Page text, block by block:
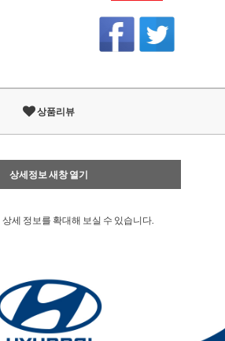
상품리뷰
상세정보 새창 열기
상세 정보를 확대해 보실 수 있습니다.